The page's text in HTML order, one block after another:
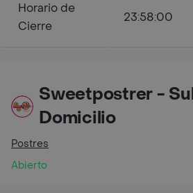
Horario de
Cierre
23:58:00
Sweetpostrer -
Domicilio
Postres
Abierto